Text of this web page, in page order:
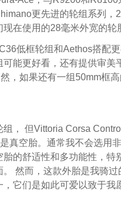
更先进的轮组系列，
现在使用的28毫米外宽的轮
低框轮组和Aethos搭配
可能更好看，还有提供审美
，如果还有一组50mm框
组， 但Vittoria Corsa
真空胎。通常我不会选用非
胎的舒适性和多功能性，特
然而，这款外胎是我骑过
它们是如此可爱以致于我